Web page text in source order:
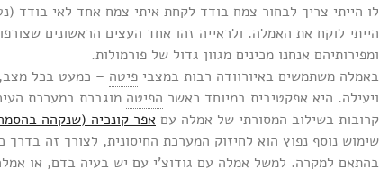
לו הייתי צריך לבחור צמח בודד לקחת איתי צמח אחד לאי בודד
הייתי לוקח את האמלה. ולראייה זהו אחד העצים הראשונים
ומפירותיהם אנחנו מכינים מגוון גדול של פורמולות.
באמלה משתמשים באיורוודה רבות במצבי פיטה – כמעט בכל
ויעילה. היא אפקטיבית במיוחד כאשר הפיטה מוגברת במערכת
קרובות בשילוב המסורתי של אמלה עם אפר קונכיה (שנקהה
שימוש נוסף נפוץ הוא לחיזוק המערכת החיסונית, לצורך זה
בהתאם למקרה. למשל אמלה עם גודוצ’י עם יש בעיה בדם, או